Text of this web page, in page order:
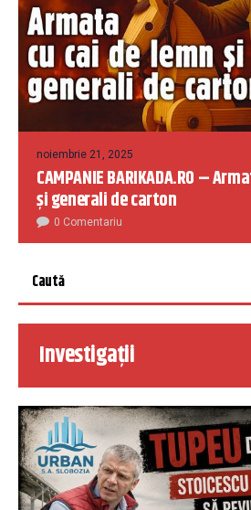
noiembrie 21, 2025
CAMPANIE BARIKADA.RO –
și generali de carton
0 Comentariu
Investigații